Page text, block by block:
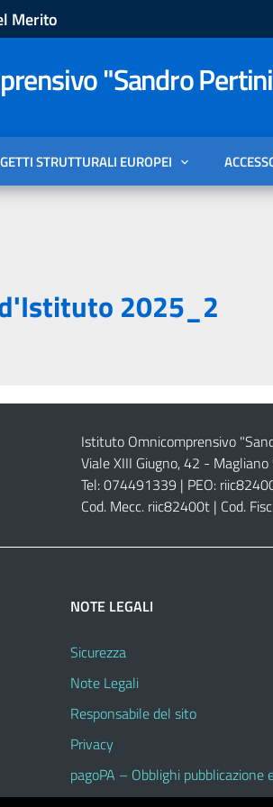
Merito
"Sandro
STRUTTURALI EUROPEI
d'Istituto 2025_2
Istituto Omnicomprensivo
Viale XIII Giugno, 42 - Magliano
Tel: 074491339 | PEO:
Cod. Mecc. riic82400t | Cod.
NOTE LEGALI
Sicurezza
Note Legali
Responsabile del sito
Privacy
pagoPA – Obblighi pubblicazione